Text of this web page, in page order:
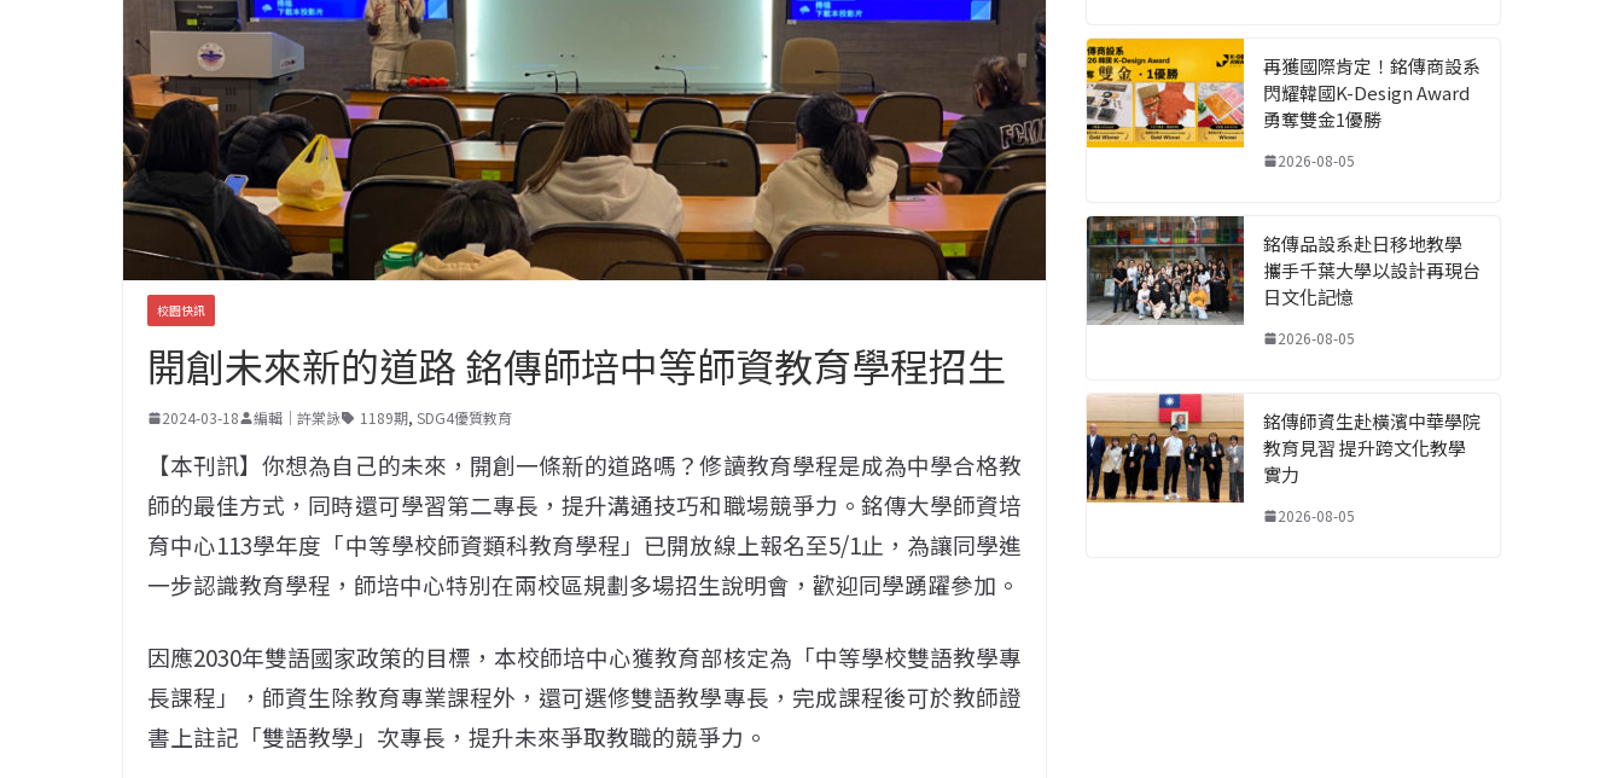
校園快訊
開創未來新的道路 銘傳師培中等師資教育學程招生
2024-03-18 編輯｜許棠詠 1189期, SDG4優質教育
【本刊訊】你想為自己的未來，開創一條新的道路嗎？修讀教育學程是成為中學合格教
師的最佳方式，同時還可學習第二專長，提升溝通技巧和職場競爭力。銘傳大學師資培
育中心113學年度「中等學校師資類科教育學程」已開放線上報名至5/1止，為讓同學進
一步認識教育學程，師培中心特別在兩校區規劃多場招生說明會，歡迎同學踴躍參加。
因應2030年雙語國家政策的目標，本校師培中心獲教育部核定為「中等學校雙語教學專
長課程」，師資生除教育專業課程外，還可選修雙語教學專長，完成課程後可於教師證
書上註記「雙語教學」次專長，提升未來爭取教職的競爭力。
再獲國際肯定！銘傳商設系
閃耀韓國K-Design Award
勇奪雙金1優勝
2026-08-05
銘傳品設系赴日移地教學
攜手千葉大學以設計再現台
日文化記憶
2026-08-05
銘傳師資生赴橫濱中華學院
教育見習 提升跨文化教學
實力
2026-08-05